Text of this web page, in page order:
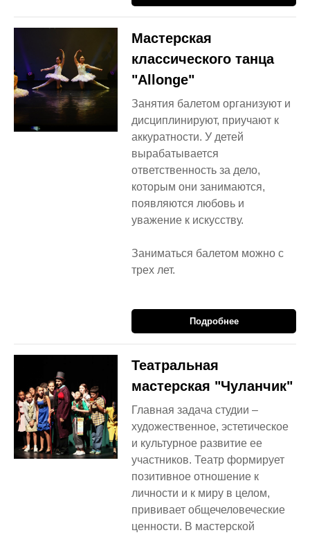
Мастерская
классического танца
"Allonge"
Занятия балетом организуют и
дисциплинируют, приучают к
аккуратности. У детей
вырабатывается
ответственность за дело,
которым они занимаются,
появляются любовь и
уважение к искусству.
Заниматься балетом можно с
трех лет.
Подробнее
Театральная
мастерская "Чуланчик"
Главная задача студии –
художественное, эстетическое
и культурное развитие ее
участников. Театр формирует
позитивное отношение к
личности и к миру в целом,
прививает общечеловеческие
ценности. В мастерской